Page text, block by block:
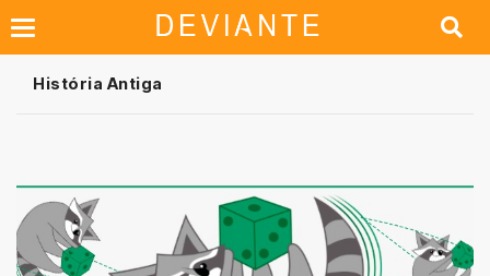
História Antiga